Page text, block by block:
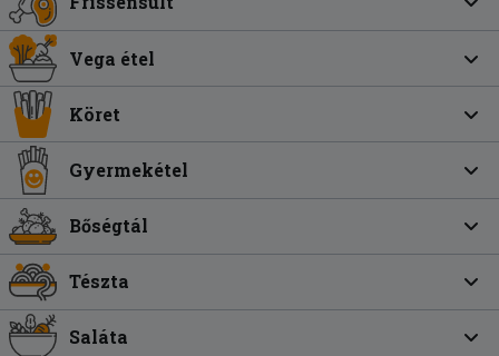
Vega étel
Köret
Gyermekétel
Bőségtál
Tészta
Saláta